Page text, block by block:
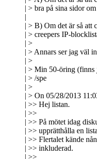
| > bra på sina sidor
|
| > B) Om det är så att
| > creepers IP-
| >
| > Annars ser jag väl
| >
| > Min 50-öring (finns
| > /spe
| >
| > On 05/28/2013
| >> Hej listan.
| >>
| >> På mötet idag
| >> upprätthålla en
| >> Flertalet kände
| >> inkluderad.
| >>